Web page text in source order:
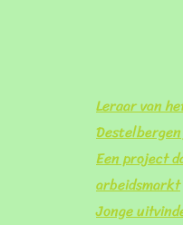
Leraar van
Een project
arbeidsmarkt
Jonge